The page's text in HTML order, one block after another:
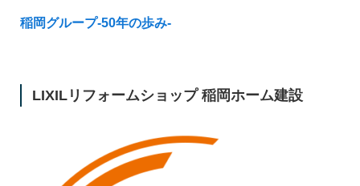
稲岡グループ-50年の歩み-
LIXILリフォームショップ 稲岡ホーム建設